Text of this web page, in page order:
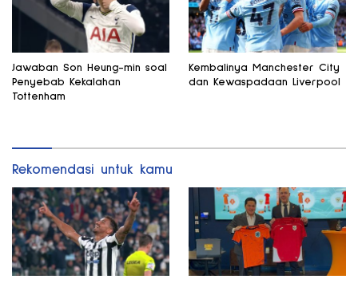
Jawaban Son Heung-min soal
Penyebab Kekalahan
Tottenham
Kembalinya Manchester City
dan Kewaspadaan Liverpool
Rekomendasi untuk kamu